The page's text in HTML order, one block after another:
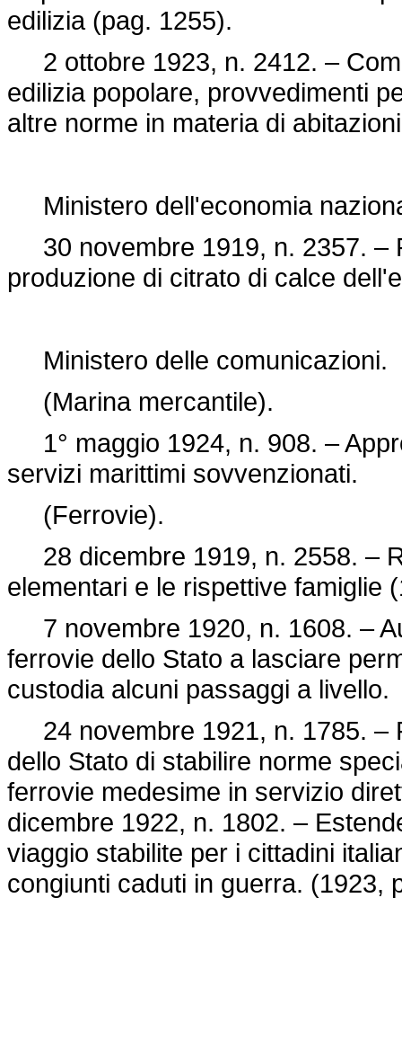
edilizia (pag. 1255).
2 ottobre 1923, n. 2412. –
edilizia popolare, provvedimenti
altre norme in materia di
Ministero dell'economia
30 novembre 1919, n. 2357. –
produzione di citrato di calce
Ministero delle comunicazioni.
(Marina mercantile).
1° maggio 1924, n. 908. –
servizi marittimi sovvenzionati.
(Ferrovie).
28 dicembre 1919, n. 2558. –
elementari e le rispettive famiglie
7 novembre 1920, n. 1608. –
ferrovie dello Stato a lasciare
custodia alcuni passaggi a livello.
24 novembre 1921, n. 1785. –
dello Stato di stabilire norme
ferrovie medesime in servizio
dicembre 1922, n. 1802. –
viaggio stabilite per i cittadini
congiunti caduti in guerra. (1923,